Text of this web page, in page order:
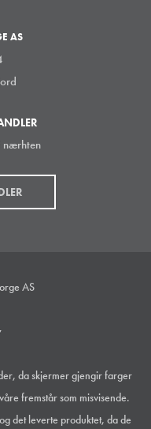
AS
nærhten
AS
da skjermer gjengir farger
fremstår som misvisende.
det leverte produktet, da de